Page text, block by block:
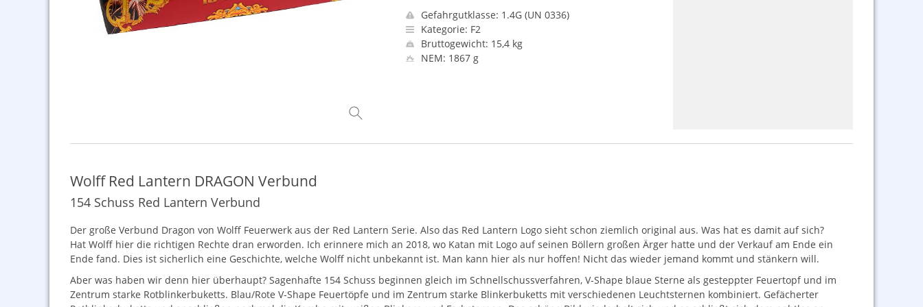
Gefahrgutklasse: 1.4G (UN 0336)
Kategorie: F2
Bruttogewicht: 15,4 kg
NEM: 1867 g
Wolff Red Lantern DRAGON Verbund
154 Schuss Red Lantern Verbund
Der große Verbund Dragon von Wolff Feuerwerk aus der Red Lantern Serie. Also das Red Lantern Logo sieht schon ziemlich original aus. Was hat es damit auf sich?
Hat Wolff hier die richtigen Rechte dran erworden. Ich erinnere mich an 2018, wo Katan mit Logo auf seinen Böllern großen Ärger hatte und der Verkauf am Ende ein
Ende fand. Dies ist sicherlich eine Geschichte, welche Wolff nicht unbekannt ist. Man kann hier als nur hoffen! Nicht das wieder jemand kommt und stänkern will.
Aber was haben wir denn hier überhaupt? Sagenhafte 154 Schuss beginnen gleich im Schnellschussverfahren, V-Shape blaue Sterne als gesteppter Feuertopf und im
Zentrum starke Rotblinkerbuketts. Blau/Rote V-Shape Feuertöpfe und im Zentrum starke Blinkerbuketts mit verschiedenen Leuchtsternen kombiniert. Gefächerter